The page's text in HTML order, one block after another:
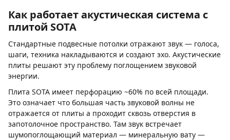
Как работает акустическая система с
плитой SOTA
Стандартные подвесные потолки отражают звук — голоса,
шаги, техника накладываются и создают эхо. Акустические
плиты решают эту проблему поглощением звуковой
энергии.
Плита SOTA имеет перфорацию ~60% по всей площади.
Это означает что большая часть звуковой волны не
отражается от плиты а проходит сквозь отверстия в
запотолочное пространство. Там звук встречает
шумопоглощающий материал — минеральную вату —